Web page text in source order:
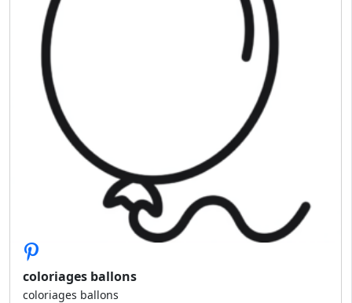
coloriages ballons
coloriages ballons